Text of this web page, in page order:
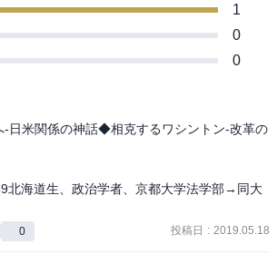
1
0
0
-日米関係の神話◆相克するワシントン-改革の
北海道生、政治学者、京都大学法学部→同大
0 投稿日 : 2019.05.18